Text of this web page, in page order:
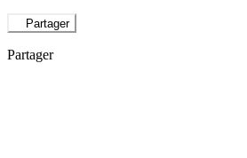
Partager
Partager